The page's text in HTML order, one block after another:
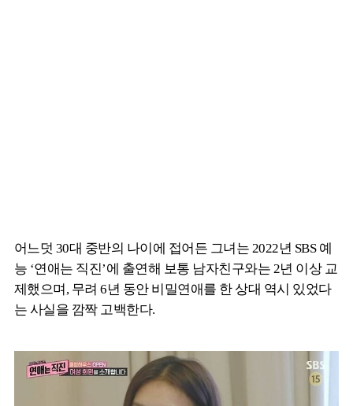
어느덧 30대 중반의 나이에 접어든 그녀는 2022년 SBS 예
능 ‘연애는 직진’에 출연해 보통 남자친구와는 2년 이상 교
제했으며, 무려 6년 동안 비밀연애를 한 상대 역시 있었다
는 사실을 깜짝 고백한다.